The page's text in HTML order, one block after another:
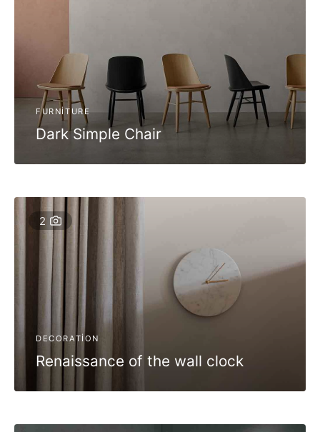
FURNITURE
Dark Simple Chair
2
DECORATION
Renaissance of the wall clock